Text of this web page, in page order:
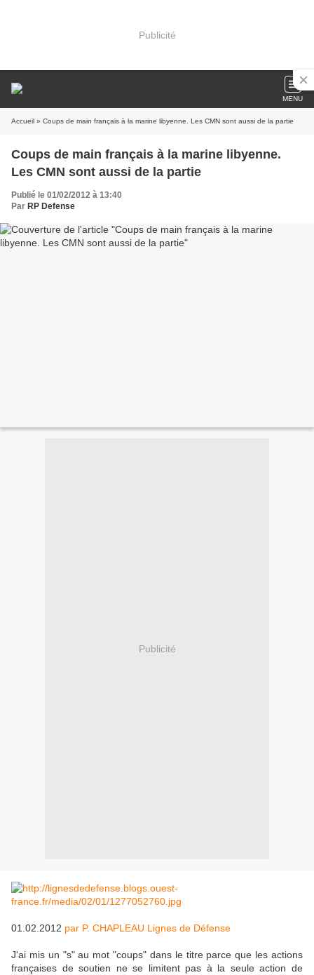
Publicité
MENU
Accueil » Coups de main français à la marine libyenne. Les CMN sont aussi de la partie
Coups de main français à la marine libyenne.
Les CMN sont aussi de la partie
Publié le 01/02/2012 à 13:40
Par RP Defense
Publicité
01.02.2012 par P. CHAPLEAU Lignes de Défense
J'ai mis un "s" au mot "coups" dans le titre parce que les actions
françaises de soutien ne se limitent pas à la seule action de